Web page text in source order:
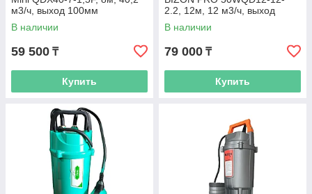
м3/ч, выход 100мм
В наличии
59 500 ₸
Купить
2.2, 12м, 12 м3/ч, выход
50мм
В наличии
79 000 ₸
Купить